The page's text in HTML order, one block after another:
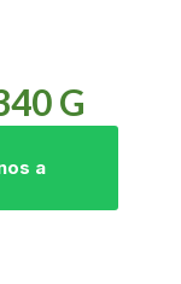
G
a